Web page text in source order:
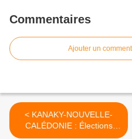
Commentaires
Ajouter un
< KANAKY-NOUVELLE-
CALÉDONIE : Élections
provinciales le 28 juin 2026